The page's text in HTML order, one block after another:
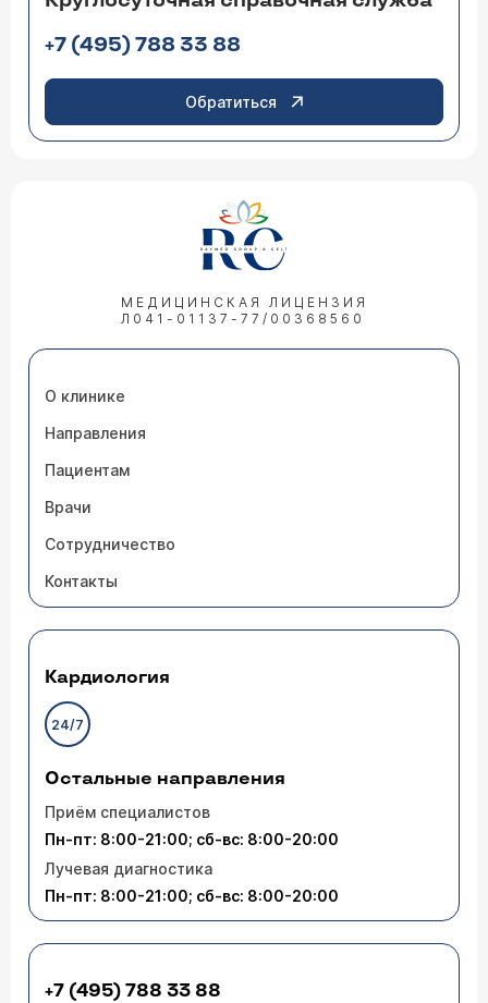
+7 (495) 788 33 88
Обратиться
МЕДИЦИНСКАЯ ЛИЦЕНЗИЯ
Л041-01137-77/00368560
О клинике
Направления
Пациентам
Врачи
Сотрудничество
Контакты
Кардиология
24/7
Остальные направления
Приём специалистов
Пн-пт: 8:00-21:00; сб-вс: 8:00-20:00
Лучевая диагностика
Пн-пт: 8:00-21:00; сб-вс: 8:00-20:00
+7 (495) 788 33 88